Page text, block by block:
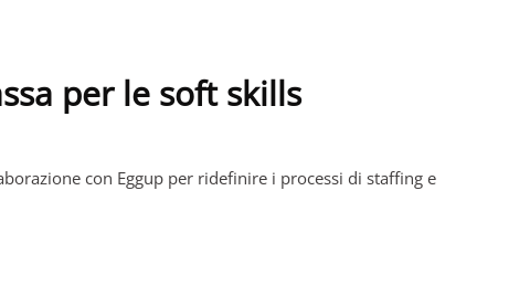
per le soft skills
con Eggup per ridefinire i processi di staffing e